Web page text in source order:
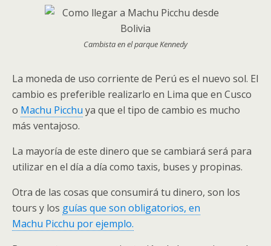
Cambista en el parque Kennedy
La moneda de uso corriente de Perú es el nuevo sol. El
cambio es preferible realizarlo en Lima que en Cusco
o Machu Picchu ya que el tipo de cambio es mucho
más ventajoso.
La mayoría de este dinero que se cambiará será para
utilizar en el día a día como taxis, buses y propinas.
​Otra de las cosas que consumirá tu dinero, son los
tours y los g​uías que son obligatorios, en
Machu Picchu por ejemplo.